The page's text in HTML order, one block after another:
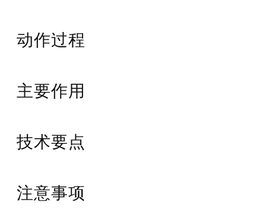
动作过程
主要作用
技术要点
注意事项